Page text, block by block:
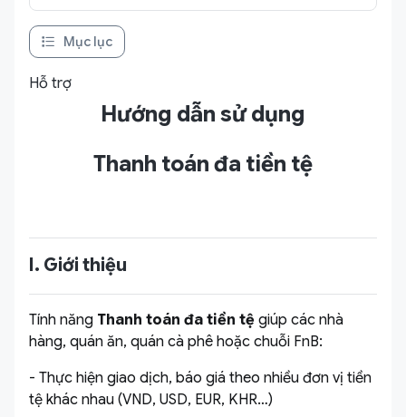
Mục lục
Hỗ trợ
Hướng dẫn sử dụng
Thanh toán đa tiền tệ
I. Giới thiệu
Tính năng Thanh toán đa tiền tệ giúp các nhà
hàng, quán ăn, quán cà phê hoặc chuỗi FnB:
- Thực hiện giao dịch, báo giá theo nhiều đơn vị tiền
tệ khác nhau (VND, USD, EUR, KHR…)